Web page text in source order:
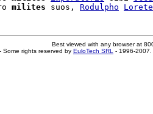
milites suos, Rodulpho
Best viewed with any browser at
Some rights reserved by EuloTech SRL - 1996-